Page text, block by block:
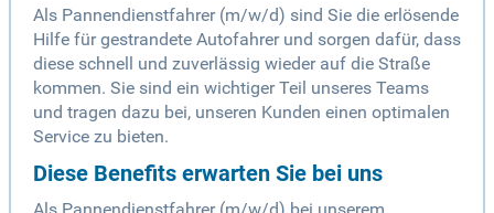
Als Pannendienstfahrer (m/w/d) sind Sie die erlösende
Hilfe für gestrandete Autofahrer und sorgen dafür, dass
diese schnell und zuverlässig wieder auf die Straße
kommen. Sie sind ein wichtiger Teil unseres Teams
und tragen dazu bei, unseren Kunden einen optimalen
Service zu bieten.
Diese Benefits erwarten Sie bei uns